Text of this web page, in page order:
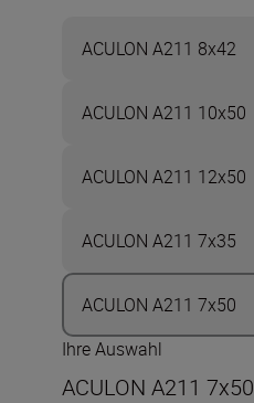
ACULON A211 8x42
ACULON A211 10x50
ACULON A211 12x50
ACULON A211 7x35
ACULON A211 7x50
Ihre Auswahl
ACULON A211 7x50